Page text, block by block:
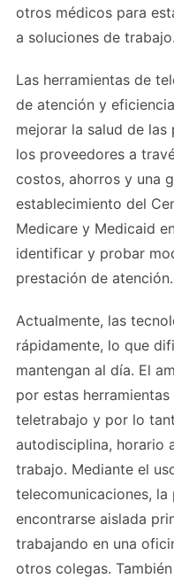
otros médicos para
a soluciones de trabajo.
Las herramientas de
de atención y
mejorar la salud de las
los proveedores a
costos, ahorros y una
establecimiento del
Medicare y Medicaid
identificar y probar
prestación de atención.
Actualmente, las
rápidamente, lo que
mantengan al día. El
por estas
teletrabajo y por lo
autodisciplina, horario
trabajo. Mediante el
telecomunicaciones,
encontrarse aislada
trabajando en una
otros colegas.